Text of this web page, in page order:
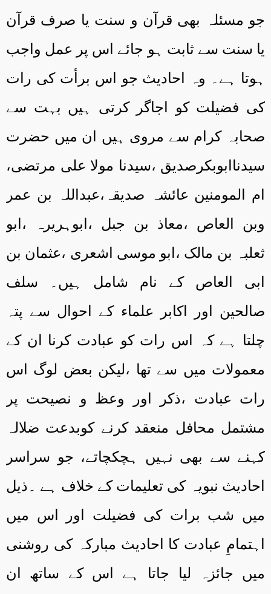
جو مسئلہ بھی قرآن و سنت یا صرف قرآن
یا سنت سے ثابت ہو جائے اس پر عمل واجب
ہوتا ہے۔ وہ احادیث جو اس برأت کی رات
کی فضیلت کو اجاگر کرتی ہیں بہت سے
صحابہ کرام سے مروی ہیں ان میں حضرت
سیدناابوبکرصدیق ،سیدنا مولا علی مرتضی،
ام المومنین عائشہ صدیقہ،عبداللہ بن عمر
وبن العاص ،معاذ بن جبل ،ابوہریرہ ،ابو
ثعلبہ بن مالک ،ابو موسی اشعری ،عثمان بن
ابی العاص کے نام شامل ہیں۔ سلف
صالحین اور اکابر علماء کے احوال سے پتہ
چلتا ہے کہ اس رات کو عبادت کرنا ان کے
معمولات میں سے تھا ،لیکن بعض لوگ اس
رات عبادت ،ذکر اور وعظ و نصیحت پر
مشتمل محافل منعقد کرنے کوبدعت ضلالہ
کہنے سے بھی نہیں ہچکچاتے، جو سراسر
احادیث نبویہ کی تعلیمات کے خلاف ہے ۔ذیل
میں شب برات کی فضیلت اور اس میں
اہتمامِ عبادت کا احادیث مبارکہ کی روشنی
میں جائزہ لیا جاتا ہے اس کے ساتھ ان